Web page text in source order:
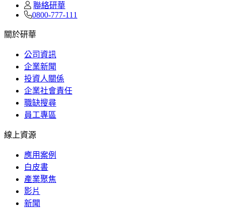
聯絡研華
0800-777-111
關於研華
公司資訊
企業新聞
投資人關係
企業社會責任
職缺搜尋
員工專區
線上資源
應用案例
白皮書
產業聚焦
影片
新聞